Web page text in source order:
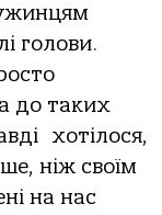
голови.
до таких
хотілося,
ніж своїм
на нас